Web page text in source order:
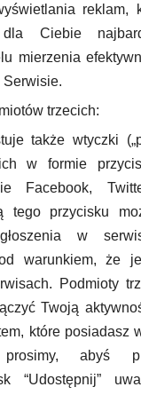
reklam,
Ciebie
mierzenia
Serwisie.
trzecich:
także wtyczki
w formie
Facebook,
tego przycisku
w
warunkiem, że
Podmioty
Twoją
które posiadasz
abyś
“Udostępnij”